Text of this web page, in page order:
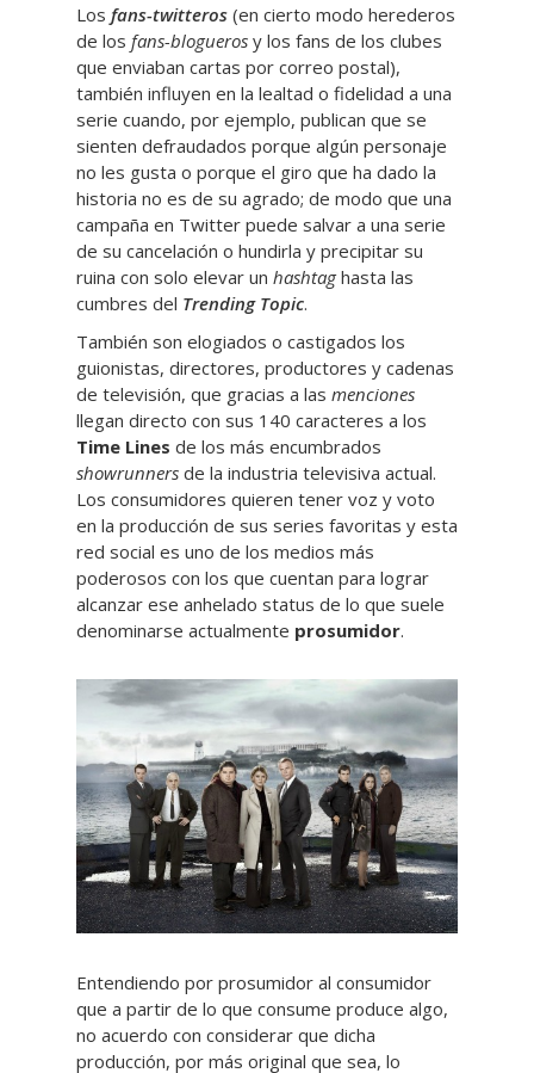
Los fans-twitteros (en cierto modo herederos
de los fans-blogueros y los fans de los clubes
que enviaban cartas por correo postal),
también influyen en la lealtad o fidelidad a una
serie cuando, por ejemplo, publican que se
sienten defraudados porque algún personaje
no les gusta o porque el giro que ha dado la
historia no es de su agrado; de modo que una
campaña en Twitter puede salvar a una serie
de su cancelación o hundirla y precipitar su
ruina con solo elevar un hashtaghasta las
cumbres del Trending Topic.
También son elogiados o castigados los
guionistas, directores, productores y cadenas
de televisión, que gracias a las menciones
llegan directo con sus 140 caracteres a los
Time Lines de los más encumbrados
showrunners de la industria televisiva actual.
Los consumidores quieren tener voz y voto
en la producción de sus series favoritas y esta
red social es uno de los medios más
poderosos con los que cuentan para lograr
alcanzar ese anhelado status de lo que suele
denominarse actualmente prosumidor.
Entendiendo por prosumidor al consumidor
que a partir de lo que consume produce algo,
no acuerdo con considerar que dicha
producción, por más original que sea, lo